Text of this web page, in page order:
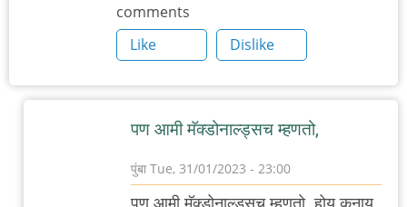
comments
Like
Dislike
पण आमी मॅक्डोनाल्ड्सच म्हणतो,
पुंबा Tue, 31/01/2023 - 23:00
In
पण आमी मॅक्डोनाल्ड्सच म्हणतो, होय कनाय